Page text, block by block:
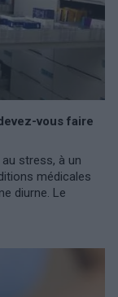
vous faire
stress, à un
médicales
diurne. Le